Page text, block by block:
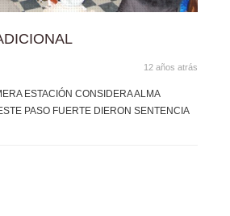
12 años atrás
ESTACIÓN CONSIDERA ALMA
PASO FUERTE DIERON SENTENCIA